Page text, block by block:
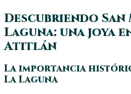
Descubriendo San
Laguna: una joya
Atitlán
La importancia
La Laguna